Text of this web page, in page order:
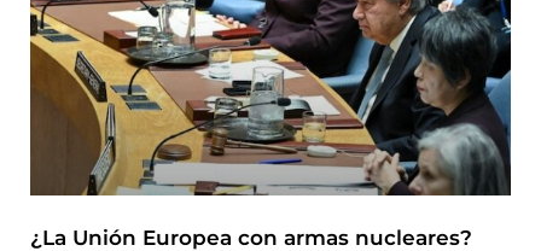
¿La Unión Europea con armas nucleares?